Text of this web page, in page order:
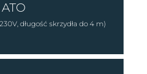
ATO
długość skrzydła do 4 m)